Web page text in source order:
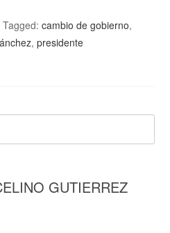
Tagged:cambio de gobierno,
,presidente
GUTIERREZ